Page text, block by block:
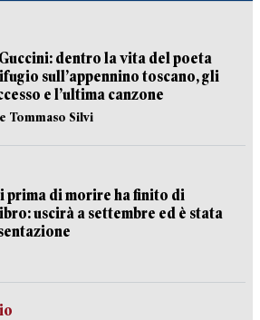
dentro la vita del poeta
sull’appennino toscano, gli
e l’ultima canzone
Tommaso Silvi
prima di morire ha finito di
uscirà a settembre ed è stata